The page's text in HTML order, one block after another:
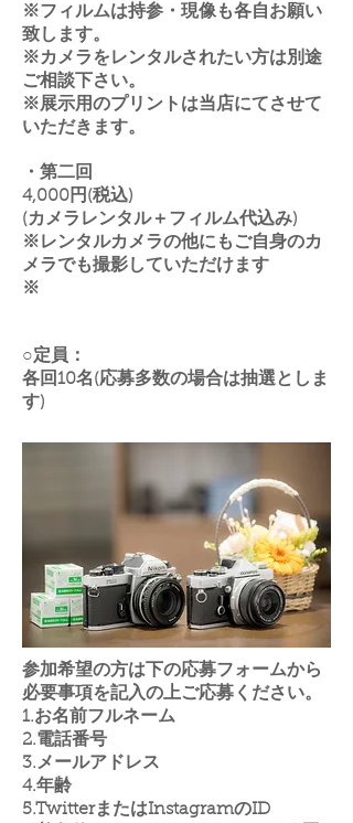
※フィルムは持参・現像も各自お願い
致します。
※カメラをレンタルされたい方は別途
ご相談下さい。
※展示用のプリントは当店にてさせて
いただきます。
​・第二回
4,000円(税込)
(カメラレンタル＋フィルム代込み)
※レンタルカメラの他にもご自身のカ
メラでも撮影していただけます
※
○定員：
各回10名(応募多数の場合は抽選としま
す)
参加希望の方は下の応募フォームから
必要事項を記入の上ご応募ください。
1.お名前フルネーム
2.電話番号
3.メールアドレス
4.年齢
5.TwitterまたはInstagramのID